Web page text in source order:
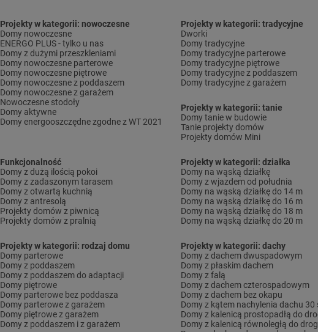
Projekty w kategorii: nowoczesne
Domy nowoczesne
ENERGO PLUS - tylko u nas
Domy z dużymi przeszkleniami
Domy nowoczesne parterowe
Domy nowoczesne piętrowe
Domy nowoczesne z poddaszem
Domy nowoczesne z garażem
Nowoczesne stodoły
Domy aktywne
Domy energooszczędne zgodne z WT 2021
Projekty w kategorii: tradycyjne
Dworki
Domy tradycyjne
Domy tradycyjne parterowe
Domy tradycyjne piętrowe
Domy tradycyjne z poddaszem
Domy tradycyjne z garażem
Projekty w kategorii: tanie
Domy tanie w budowie
Tanie projekty domów
Projekty domów Mini
Funkcjonalność
Domy z dużą ilością pokoi
Domy z zadaszonym tarasem
Domy z otwartą kuchnią
Domy z antresolą
Projekty domów z piwnicą
Projekty domów z pralnią
Projekty w kategorii: działka
Domy na wąską działkę
Domy z wjazdem od południa
Domy na wąską działkę do 14 m
Domy na wąską działkę do 16 m
Domy na wąską działkę do 18 m
Domy na wąską działkę do 20 m
Projekty w kategorii: rodzaj domu
Domy parterowe
Domy z poddaszem
Domy z poddaszem do adaptacji
Domy piętrowe
Domy parterowe bez poddasza
Domy parterowe z garażem
Domy piętrowe z garażem
Domy z poddaszem i z garażem
Projekty w kategorii: dachy
Domy z dachem dwuspadowym
Domy z płaskim dachem
Domy z falą
Domy z dachem czterospadowym
Domy z dachem bez okapu
Domy z kątem nachylenia dachu 30
Domy z kalenicą prostopadłą do
Domy z kalenicą równoległą do